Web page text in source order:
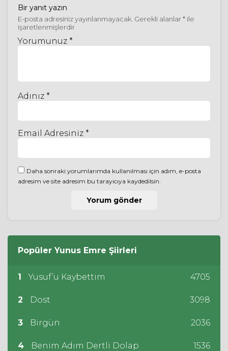
Bir yanıt yazın
E-posta adresiniz yayınlanmayacak. Gerekli alanlar* ile
işaretlenmişlerdir
Yorumunuz *
Adınız *
Email Adresiniz *
Daha sonraki yorumlarımda kullanılması için adım, e-posta
adresim ve site adresim bu tarayıcıya kaydedilsin.
Popüler Yunus Emre Şiirleri
1 Yusuf’u Kaybettim 4705
2 Dost 3098
3 Birgün 2036
4 Benim Adım Dertli Dolap 1536